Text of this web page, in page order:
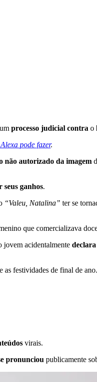
processo judicial contra o
pode fazer.
não autorizado da imagem
seus ganhos.
“Valeu, Natalina” ter se
que comercializava
jovem acidentalmente
as festividades de final de ano.
virais.
pronunciou publicamente